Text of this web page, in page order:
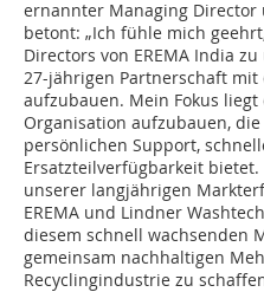
ernannter Managing Director
betont: „Ich fühle mich
Directors von EREMA India
27-jährigen Partnerschaft mit
aufzubauen. Mein Fokus
Organisation aufzubauen,
persönlichen Support,
Ersatzteilverfügbarkeit
unserer langjährigen
EREMA und Lindner
diesem schnell wachsenden
gemeinsam nachhaltigen
Recyclingindustrie zu